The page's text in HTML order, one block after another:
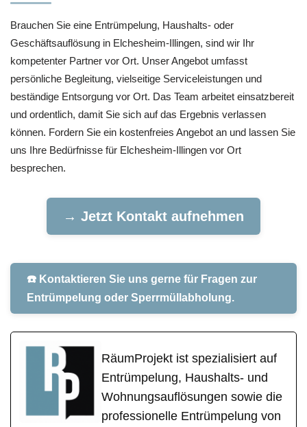
Brauchen Sie eine Entrümpelung, Haushalts- oder
Geschäftsauflösung in Elchesheim-Illingen, sind wir Ihr
kompetenter Partner vor Ort. Unser Angebot umfasst
persönliche Begleitung, vielseitige Serviceleistungen und
beständige Entsorgung vor Ort. Das Team arbeitet einsatzbereit
und ordentlich, damit Sie sich auf das Ergebnis verlassen
können. Fordern Sie ein kostenfreies Angebot an und lassen Sie
uns Ihre Bedürfnisse für Elchesheim-Illingen vor Ort
besprechen.
→ Jetzt Kontakt aufnehmen
☎️ Kontaktieren Sie uns gerne für Fragen zur
Entrümpelung oder Sperrmüllabholung.
RäumProjekt ist spezialisiert auf
Entrümpelung, Haushalts- und
Wohnungsauflösungen sowie die
professionelle Entrümpelung von